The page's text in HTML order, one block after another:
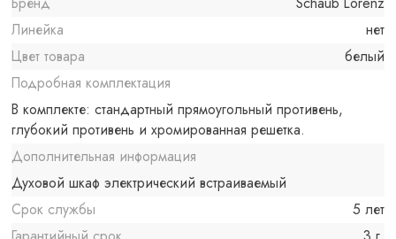
Линейка
нет
Цвет товара
белый
Подробная комплектация
В комплекте: стандартный прямоугольный противень,
глубокий противень и хромированная решетка.
Дополнительная информация
Духовой шкаф электрический встраиваемый
Срок службы
5 лет